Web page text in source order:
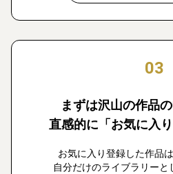
03
まずは沢山の作品の
直感的に「お気に入
お気に入り登録した作品
自分だけのライブラリーと